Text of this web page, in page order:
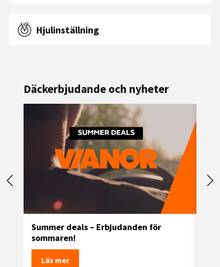
Hjulinställning
Kampanjer
Däckerbjudande och nyheter
Summer deals – Erbjudanden för
sommaren!
Läs mer